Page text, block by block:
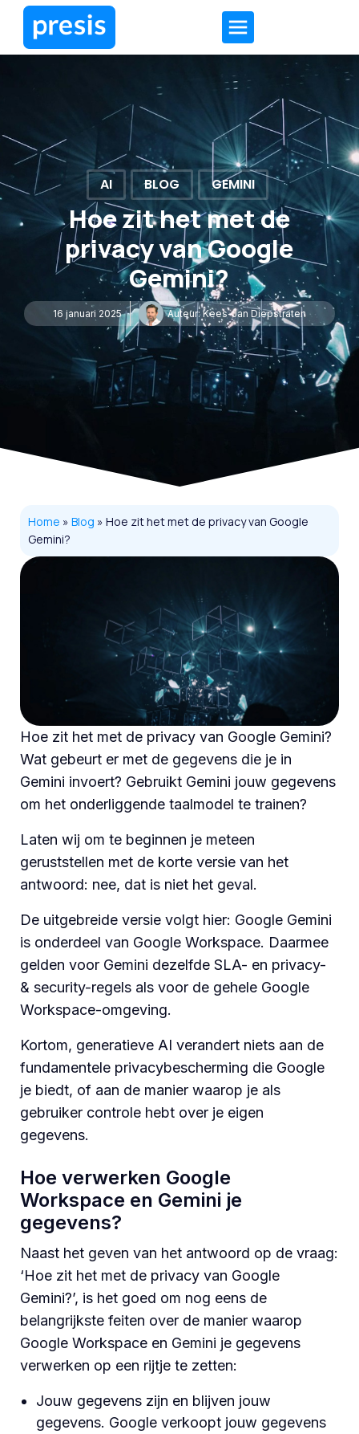
AI BLOG GEMINI
Hoe zit het met de
privacy van Google
Gemini?
16 januari 2025 Auteur: Kees-Jan Diepstraten
Home » Blog » Hoe zit het met de privacy van Google
Gemini?
Hoe zit het met de privacy van Google Gemini?
Wat gebeurt er met de gegevens die je in
Gemini invoert? Gebruikt Gemini jouw gegevens
om het onderliggende taalmodel te trainen?
Laten wij om te beginnen je meteen
geruststellen met de korte versie van het
antwoord: nee, dat is niet het geval.
De uitgebreide versie volgt hier: Google Gemini
is onderdeel van Google Workspace. Daarmee
gelden voor Gemini dezelfde SLA- en privacy-
& security-regels als voor de gehele Google
Workspace-omgeving.
Kortom, generatieve AI verandert niets aan de
fundamentele privacybescherming die Google
je biedt, of aan de manier waarop je als
gebruiker controle hebt over je eigen
gegevens.
Hoe verwerken Google
Workspace en Gemini je
gegevens?
Naast het geven van het antwoord op de vraag:
‘Hoe zit het met de privacy van Google
Gemini?’, is het goed om nog eens de
belangrijkste feiten over de manier waarop
Google Workspace en Gemini je gegevens
verwerken op een rijtje te zetten:
Jouw gegevens zijn en blijven jouw
gegevens. Google verkoopt jouw gegevens